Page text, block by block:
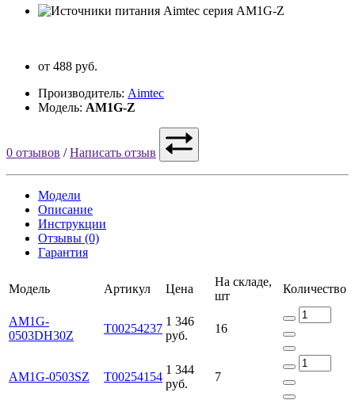
от 488 руб.
Производитель: Aimtec
Модель: AM1G-Z
0 отзывов /Написать отзыв
Модели
Описание
Инструкции
Отзывы (0)
Гарантия
Модель Артикул Цена
На складе,
шт
Количество
AM1G-
0503DH30Z
Т00254237
1 346
руб.
16
AM1G-0503SZ Т00254154
1 344
руб.
7